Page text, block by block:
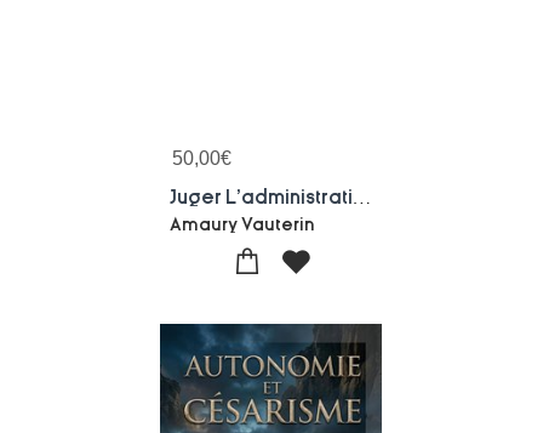
50,00€
Amaury Vauterin